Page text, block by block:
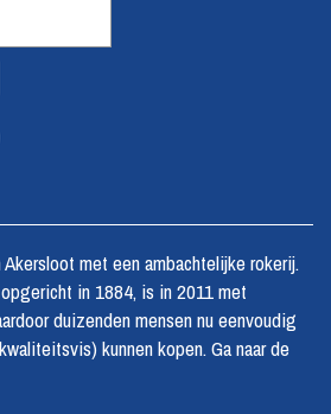
met een ambachtelijke rokerij.
in 1884, is in 2011 met
duizenden mensen nu eenvoudig
kunnen kopen. Ga naar de